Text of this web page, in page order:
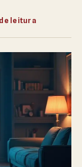
leitura